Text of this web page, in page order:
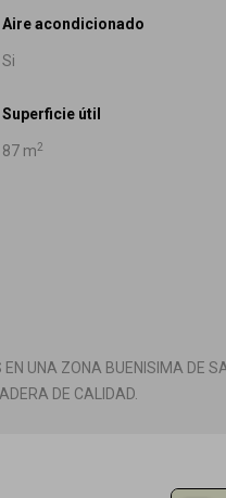
Aire acondicionado
Si
Superficie útil
87 m2
UNA ZONA BUENISIMA DE
DE CALIDAD.